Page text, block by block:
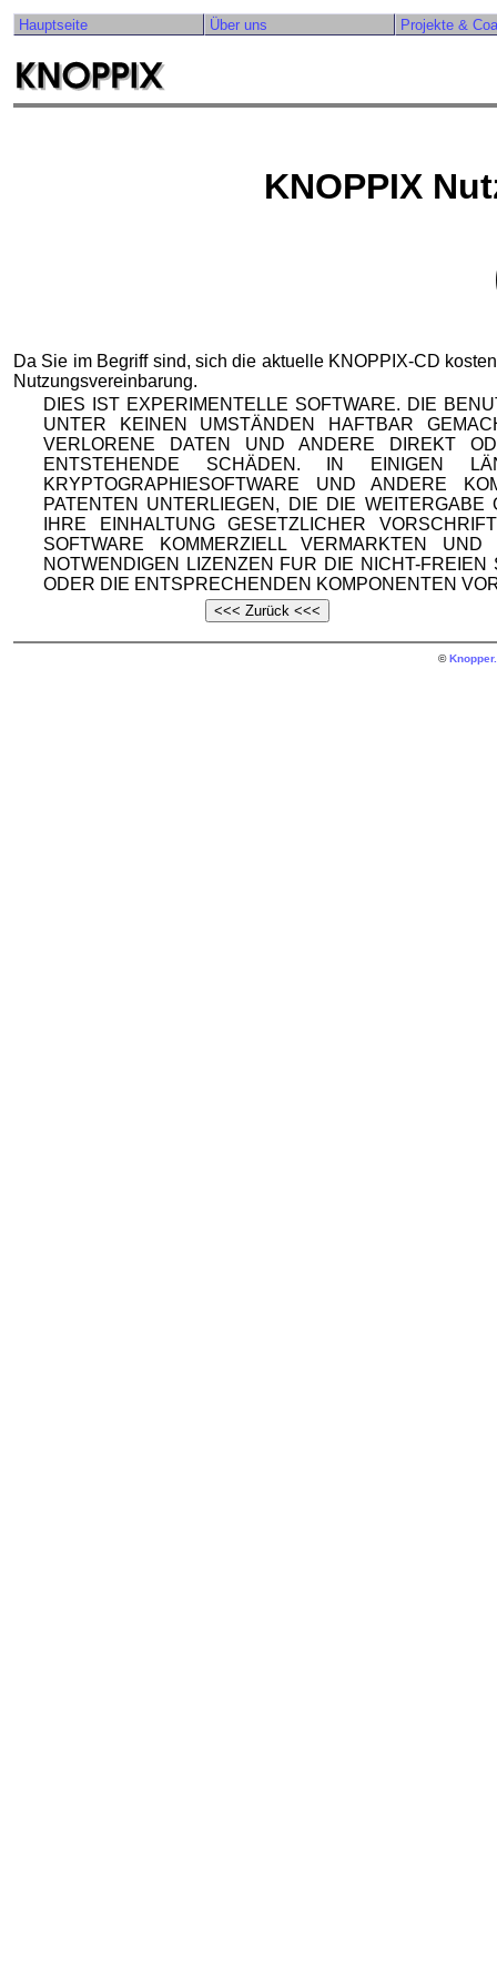
Hauptseite Über uns Projekte &
KNOPPIX
Da Sie im Begriff sind, sich die aktuelle KNOPPIX-CD
Nutzungsvereinbarung.
DIES IST EXPERIMENTELLE SOFTWARE. DIE
UNTER KEINEN UMSTÄNDEN HAFTBAR
VERLORENE DATEN UND ANDERE DIREKT
ENTSTEHENDE SCHÄDEN. IN EINIGEN
KRYPTOGRAPHIESOFTWARE UND ANDERE
PATENTEN UNTERLIEGEN, DIE DIE
IHRE EINHALTUNG GESETZLICHER
SOFTWARE KOMMERZIELL VERMARKTEN
NOTWENDIGEN LIZENZEN FUR DIE NICHT-
ODER DIE ENTSPRECHENDEN KOMPONENTEN
©